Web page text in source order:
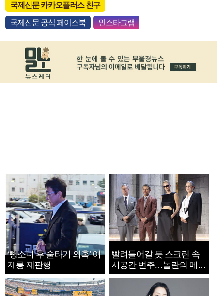
국제신문 카카오플러스 친구
국제신문 공식 페이스북 인스타그램
‘뺑소니 후 술타기 의혹’ 이
재룡 재판행
빨려들어갈 듯 스크린 속
시공간 변주…놀란의 메시
지는 ‘전쟁 속죄’